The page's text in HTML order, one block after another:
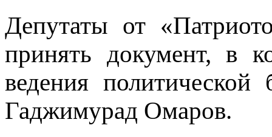
Депутаты от
принять документ, в
ведения
Гаджимурад Омаров.